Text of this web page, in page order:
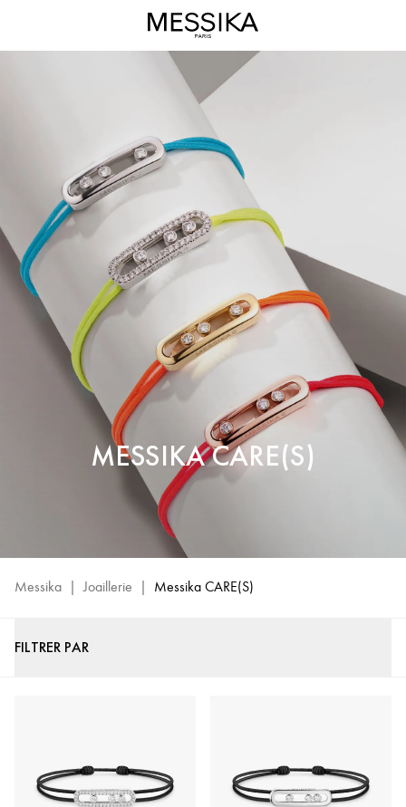
Joaillerie
MESSIKA CARE(S)
Messika | Joaillerie | Messika CARE(S)
FILTRER PAR